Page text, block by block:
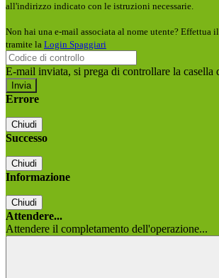
all'indirizzo indicato con le istruzioni necessarie.
Non hai una e-mail associata al nome utente? Effettua
tramite la Login Spaggiari
E-mail inviata, si prega di controllare la casella
Errore
Chiudi
Successo
Chiudi
Informazione
Chiudi
Attendere...
Attendere il completamento dell'operazione...